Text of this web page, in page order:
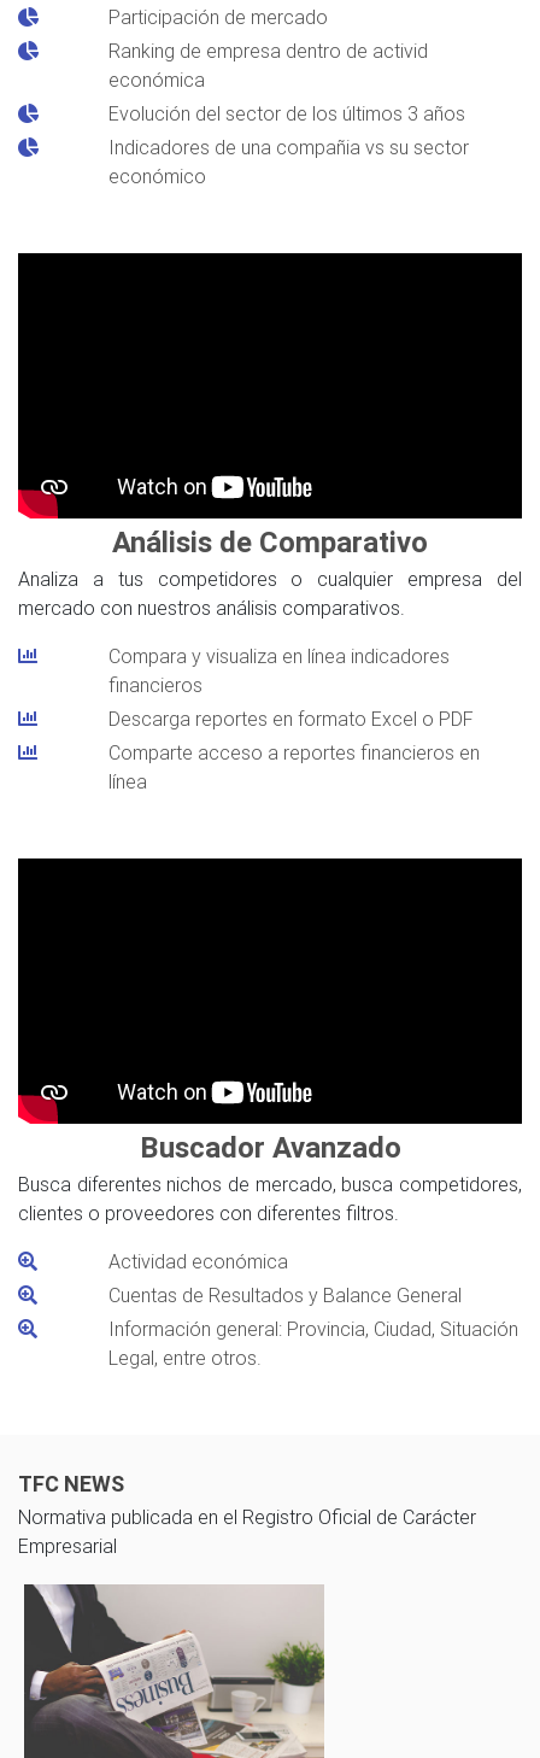
Participación de mercado
Ranking de empresa dentro de activid
económica
Evolución del sector de los últimos 3 años
Indicadores de una compañia vs su sector
económico
Análisis de Comparativo
Analiza a tus competidores o cualquier empresa del
mercado con nuestros análisis comparativos.
Compara y visualiza en línea indicadores
financieros
Descarga reportes en formato Excel o PDF
Comparte acceso a reportes financieros en
línea
Buscador Avanzado
Busca diferentes nichos de mercado, busca competidores,
clientes o proveedores con diferentes filtros.
Actividad económica
Cuentas de Resultados y Balance General
Información general: Provincia, Ciudad, Situación
Legal, entre otros.
TFC NEWS
Normativa publicada en el Registro Oficial de Carácter
Empresarial